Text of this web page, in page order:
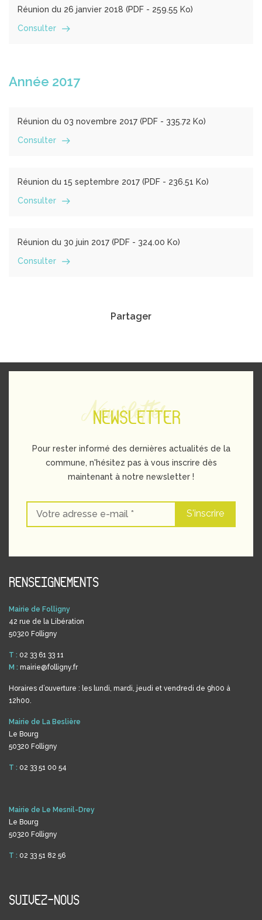
Réunion du 26 janvier 2018 (PDF - 259.55 Ko)
Consulter
Année 2017
Réunion du 03 novembre 2017 (PDF - 335.72 Ko)
Consulter
Réunion du 15 septembre 2017 (PDF - 236.51 Ko)
Consulter
Réunion du 30 juin 2017 (PDF - 324.00 Ko)
Consulter
Partager
Newsletter
NEWSLETTER
Pour rester informé des dernières actualités de la
commune, n'hésitez pas à vous inscrire dès
maintenant à notre newsletter !
RENSEIGNEMENTS
Mairie de Folligny
42 rue de la Libération
50320 Folligny
T : 02 33 61 33 11
M : mairie@folligny.fr
Horaires d’ouverture : les lundi, mardi, jeudi et vendredi de 9h00 à
12h00.
Mairie de La Beslière
Le Bourg
50320 Folligny
T : 02 33 51 00 54
Mairie de Le Mesnil-Drey
Le Bourg
50320 Folligny
T : 02 33 51 82 56
SUIVEZ-NOUS